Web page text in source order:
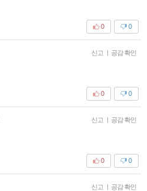
0
0
신고 | 공감 확인
0
0
신고 | 공감 확인
0
0
신고 | 공감 확인